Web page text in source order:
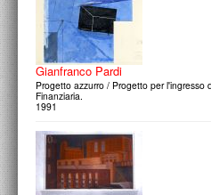
Gianfranco Pardi
Progetto azzurro / Progetto per l'ingresso
Finanziaria.
1991